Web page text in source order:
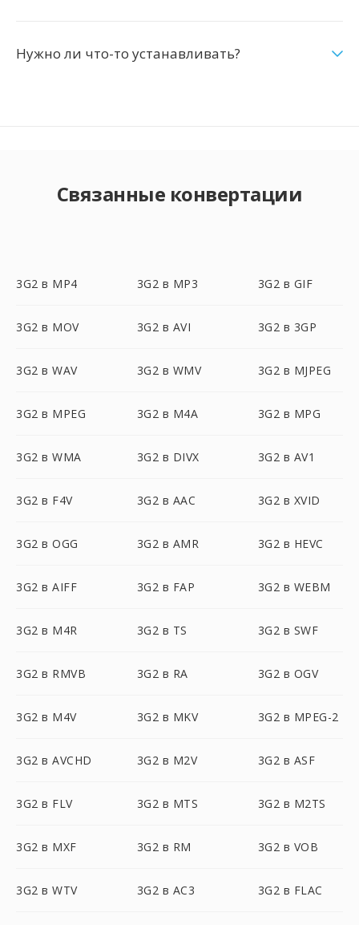
Нужно ли что-то устанавливать?
Связанные конвертации
3G2 в MP4 3G2 в MP3 3G2 в GIF
3G2 в MOV 3G2 в AVI 3G2 в 3GP
3G2 в WAV 3G2 в WMV 3G2 в MJPEG
3G2 в MPEG 3G2 в M4A 3G2 в MPG
3G2 в WMA 3G2 в DIVX 3G2 в AV1
3G2 в F4V 3G2 в AAC 3G2 в XVID
3G2 в OGG 3G2 в AMR 3G2 в HEVC
3G2 в AIFF 3G2 в FAP 3G2 в WEBM
3G2 в M4R 3G2 в TS 3G2 в SWF
3G2 в RMVB 3G2 в RA 3G2 в OGV
3G2 в M4V 3G2 в MKV 3G2 в MPEG-2
3G2 в AVCHD 3G2 в M2V 3G2 в ASF
3G2 в FLV 3G2 в MTS 3G2 в M2TS
3G2 в MXF 3G2 в RM 3G2 в VOB
3G2 в WTV 3G2 в AC3 3G2 в FLAC